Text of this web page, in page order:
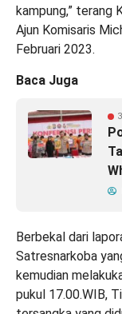
kampung,” terang
Ajun Komisaris
Februari 2023.
Baca Juga
Berbekal dari
Satresnarkoba
kemudian
pukul 17.00.WIB,